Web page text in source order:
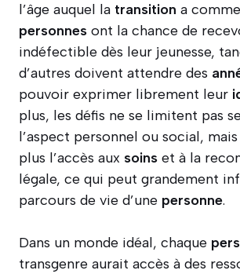
l’âge auquel la transition a
personnes ont la chance de
indéfectible dès leur jeunesse,
d’autres doivent attendre des
pouvoir exprimer librement leur
plus, les défis ne se limitent pas
l’aspect personnel ou social,
plus l’accès aux soins et à la
légale, ce qui peut grandement
parcours de vie d’une personne.
Dans un monde idéal, chaque
transgenre aurait accès à des